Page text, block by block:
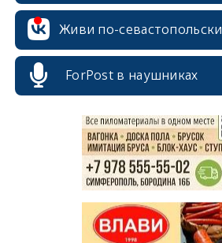
Живи по-севастопольски
ForPost в наушниках